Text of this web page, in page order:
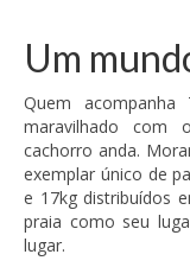
Um
Quem
maravilhado com
cachorro anda.
exemplar único de
e 17kg distribuídos
praia como seu
lugar.